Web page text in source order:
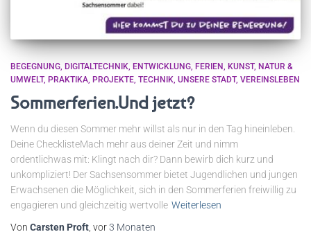
BEGEGNUNG DIGITALTECHNIK ENTWICKLUNG FERIEN KUNST NATUR &
UMWELT PRAKTIKA PROJEKTE TECHNIK UNSERE STADT VEREINSLEBEN
Sommerferien.Und jetzt?
Wenn du diesen Sommer mehr willst als nur in den Tag hineinleben.
Deine ChecklisteMach mehr aus deiner Zeit und nimm
ordentlichwas mit: Klingt nach dir? Dann bewirb dich kurz und
unkompliziert! Der Sachsensommer bietet Jugendlichen und jungen
Erwachsenen die Möglichkeit, sich in den Sommerferien freiwillig zu
engagieren und gleichzeitig wertvolle Weiterlesen
Von Carsten Proft , vor3 Monaten